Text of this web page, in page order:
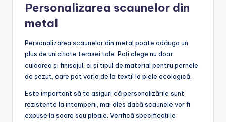
Personalizarea scaunelor din
metal
Personalizarea scaunelor din metal poate adăuga un
plus de unicitate terasei tale. Poți alege nu doar
culoarea și finisajul, ci și tipul de material pentru pernele
de șezut, care pot varia de la textil la piele ecologică.
Este important să te asiguri că personalizările sunt
rezistente la intemperii, mai ales dacă scaunele vor fi
expuse la soare sau ploaie. Verifică specificațiile